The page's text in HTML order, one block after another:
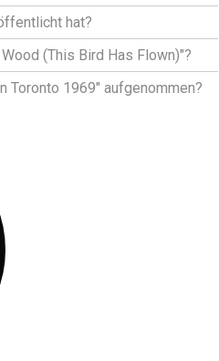
hat?
(This Bird Has Flown)"?
Toronto 1969" aufgenommen?